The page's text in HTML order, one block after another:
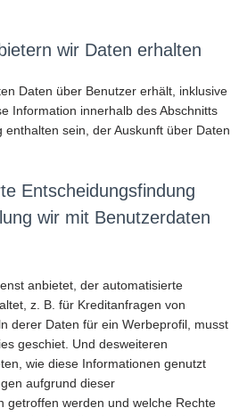
wir Daten erhalten
Daten über Benutzer erhält, inklusive
Information innerhalb des Abschnitts
sein, der Auskunft über Daten
Entscheidungsfindung
wir mit Benutzerdaten
anbietet, der automatisierte
z. B. für Kreditanfragen von
derer Daten für ein Werbeprofil, musst
geschiet. Und desweiteren
wie diese Informationen genutzt
aufgrund dieser
getroffen werden und welche Rechte